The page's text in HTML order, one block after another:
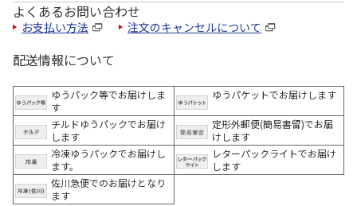
よくあるお問い合わせ
お支払い方法 注文のキャンセルについて
配送情報について
ゆうパック等でお届けしま
す
ゆうパケットでお届けします
チルドゆうパックでお届け
します
定形外郵便(簡易書留)でお届
けします
冷凍ゆうパックでお届けし
ます。
レターパックライトでお届け
します
佐川急便でのお届けとなり
ます